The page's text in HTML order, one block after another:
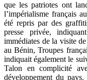
que les patriotes ont
l’impérialisme français
été repris par des
presse privée,
immédiates de la visite
au Bénin, Troupes
indiquait également le
Talon en complicité
développement du